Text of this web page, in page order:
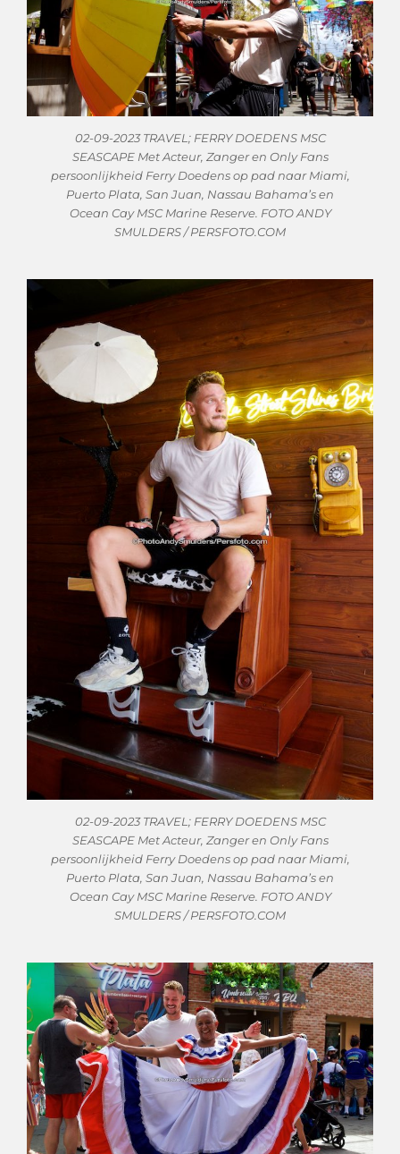
02-09-2023 TRAVEL; FERRY DOEDENS MSC
SEASCAPE Met Acteur, Zanger en Only Fans
persoonlijkheid Ferry Doedens op pad naar Miami,
Puerto Plata, San Juan, Nassau Bahama’s en
Ocean Cay MSC Marine Reserve. FOTO ANDY
SMULDERS / PERSFOTO.COM
02-09-2023 TRAVEL; FERRY DOEDENS MSC
SEASCAPE Met Acteur, Zanger en Only Fans
persoonlijkheid Ferry Doedens op pad naar Miami,
Puerto Plata, San Juan, Nassau Bahama’s en
Ocean Cay MSC Marine Reserve. FOTO ANDY
SMULDERS / PERSFOTO.COM